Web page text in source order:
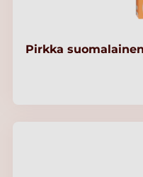
Pirkka